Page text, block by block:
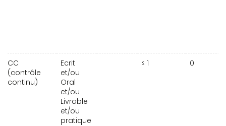
CC
(contrôle
continu)
Ecrit
et/ou
Oral
et/ou
Livrable
et/ou
pratique
≤ 1 0